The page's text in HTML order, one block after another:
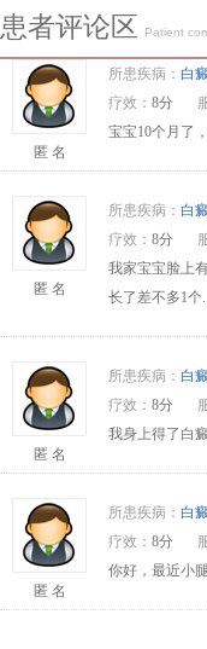
患者评论区 Patient
匿 名
所患疾病： 白
疗效： 8分
宝宝10个月了
匿 名
所患疾病： 白
疗效： 8分
我家宝宝脸上
长了差不多1个
匿 名
所患疾病： 白
疗效： 8分
我身上得了白
匿 名
所患疾病： 白
疗效： 8分
你好，最近小